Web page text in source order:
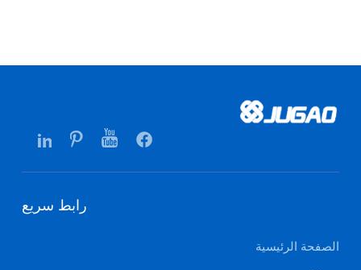
رابط سريع
الصفحة الرئيسية